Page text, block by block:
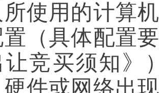
使用的计算
（具体配置
让竞买须知》
件或网络出